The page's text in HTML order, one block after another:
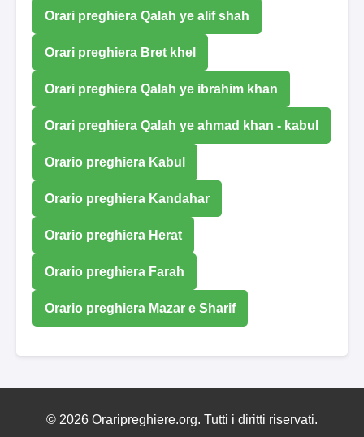
Orari preghiera Qalah ye alif shah
Orari preghiera Bret khel
Orari preghiera Qalah ye ibrahim khan
Orari preghiera Qalah ye ahmad khan - kabul
Orario preghiera Kabul
Orario preghiera Kandahar
Orario preghiera Herat
Orario preghiera Farah
Orario preghiera Mazar e Sharif
© 2026 Oraripreghiere.org. Tutti i diritti riservati.